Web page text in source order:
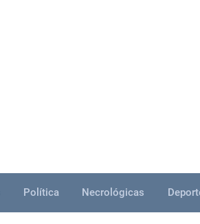
Política Necrológicas